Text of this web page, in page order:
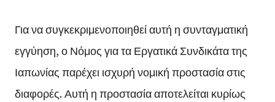
Για να συγκεκριμενοποιηθεί αυτή η συνταγματική
εγγύηση, ο Νόμος για τα Εργατικά Συνδικάτα της
Ιαπωνίας παρέχει ισχυρή νομική προστασία στις
διαφορές. Αυτή η προστασία αποτελείται κυρίως